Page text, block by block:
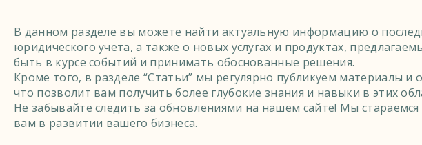
В данном разделе вы можете найти актуальную информацию о
юридического учета, а также о новых услугах и продуктах,
быть в курсе событий и принимать обоснованные решения.
Кроме того, в разделе “Статьи” мы регулярно публикуем материалы
что позволит вам получить более глубокие знания и навыки в этих
Не забывайте следить за обновлениями на нашем сайте! Мы
вам в развитии вашего бизнеса.